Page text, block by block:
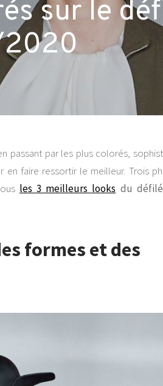
sur le
2020
passant par les plus colorés,
en faire ressortir le meilleur. Trois
les 3 meilleurs looks du
formes et des